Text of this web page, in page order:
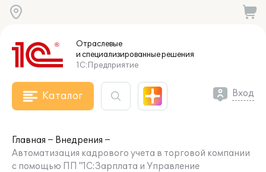
Отраслевые
и специализированныерешения
1С:Предприятие
Каталог Вход
Главная
Внедрения
Автоматизация кадрового учета в торговой компании
с помощью ПП "1С:Зарплата и Управление